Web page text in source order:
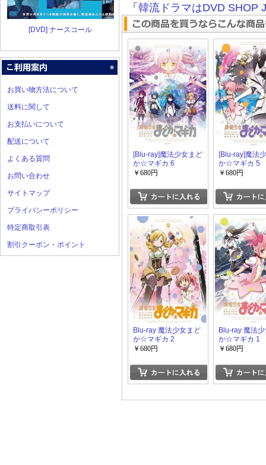
[DVD] ナースコール
お買い物方法について
送料に関して
お支払いについて
配送について
よくある質問
お問い合わせ
サイトマップ
プライバシーポリシー
特定商取引表
割引クーポン・ポイント
「 韓流ドラマはDVD SHOP
[Blu-ray]魔法少女まど
か☆マギカ 6
￥680円
[Blu-ray]魔法
か☆マギカ 5
￥680円
Blu-ray 魔法少女まど
か☆マギカ 2
￥680円
Blu-ray 魔法
か☆マギカ 1
￥680円